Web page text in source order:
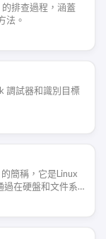
排查過程，涵蓋
法。
調試器和識別目標
簡稱，它是Linux
過在硬盤和文件系